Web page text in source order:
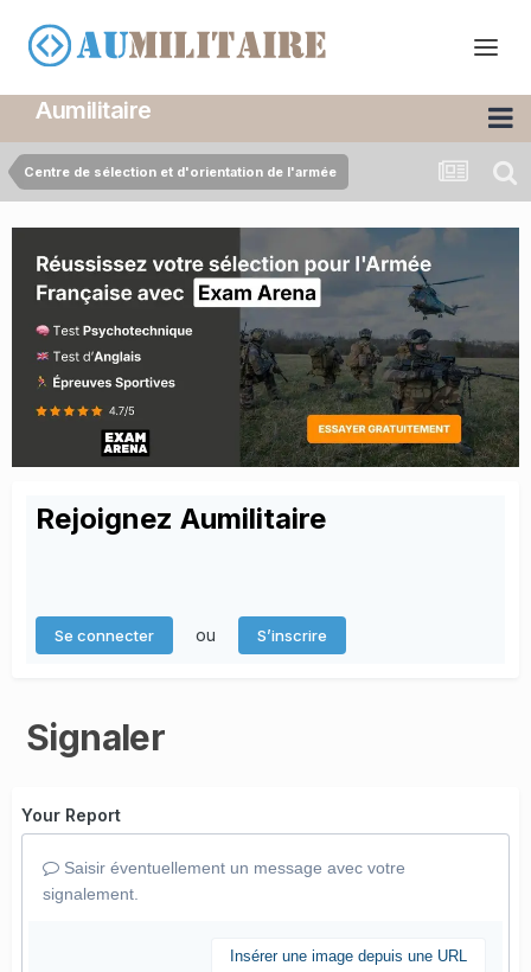
Aumilitaire
Centre de sélection et d'orientation de l'armée
Rejoignez Aumilitaire
Se connecter ou S’inscrire
Signaler
Your Report
Saisir éventuellement un message avec votre
signalement.
Insérer une image depuis une URL